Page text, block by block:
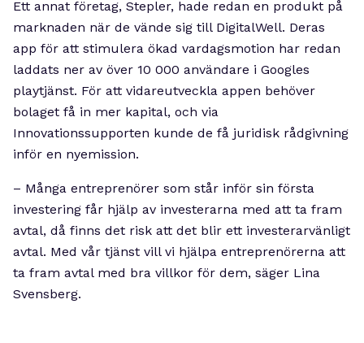
Ett annat företag, Stepler, hade redan en produkt på
marknaden när de vände sig till DigitalWell. Deras
app för att stimulera ökad vardagsmotion har redan
laddats ner av över 10 000 användare i Googles
playtjänst. För att vidareutveckla appen behöver
bolaget få in mer kapital, och via
Innovationssupporten kunde de få juridisk rådgivning
inför en nyemission.
– Många entreprenörer som står inför sin första
investering får hjälp av investerarna med att ta fram
avtal, då finns det risk att det blir ett investerarvänligt
avtal. Med vår tjänst vill vi hjälpa entreprenörerna att
ta fram avtal med bra villkor för dem, säger Lina
Svensberg.